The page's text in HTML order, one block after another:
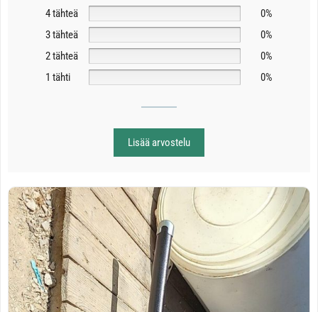
4 tähteä
0%
3 tähteä
0%
2 tähteä
0%
1 tähti
0%
Lisää arvostelu